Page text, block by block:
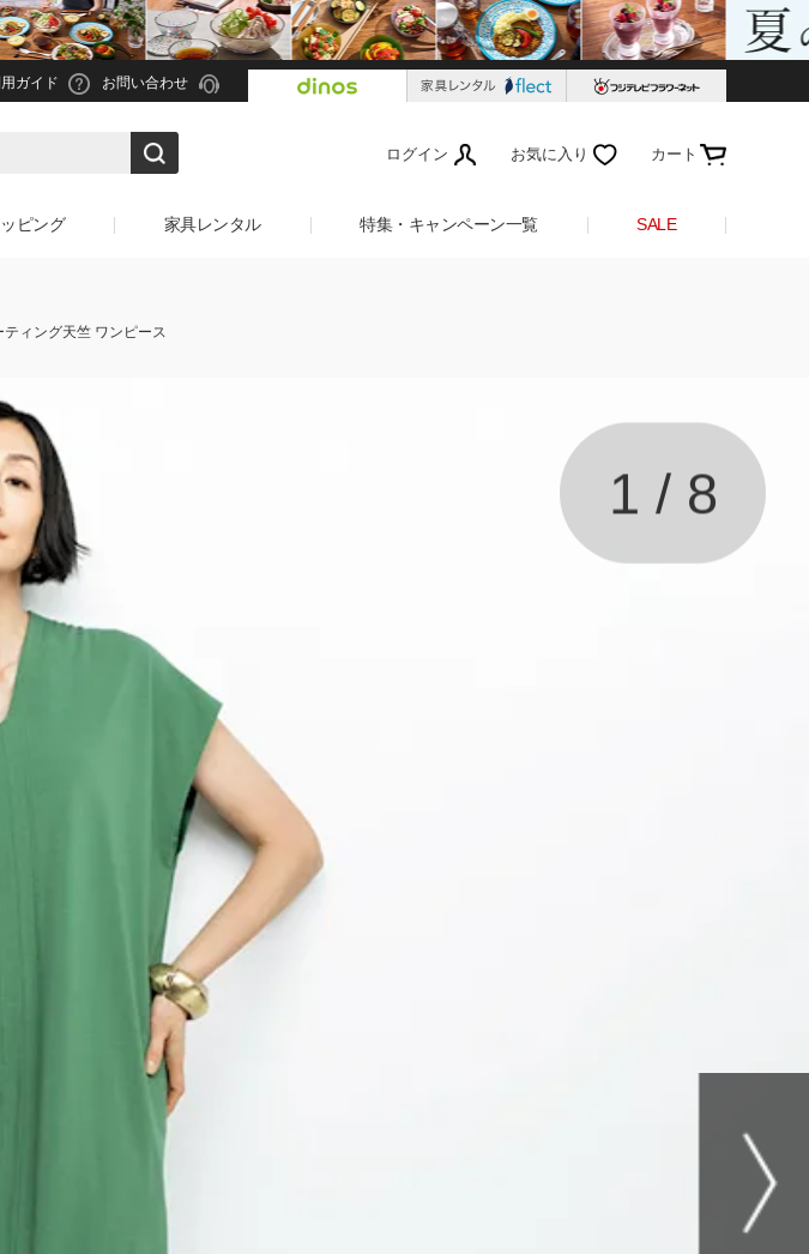
ガイド お問い合わせ
ログイン お気に入り カート
ピング 家具レンタル 特集・キャンペーン一覧 SALE
ティング天竺 ワンピース
1 / 8